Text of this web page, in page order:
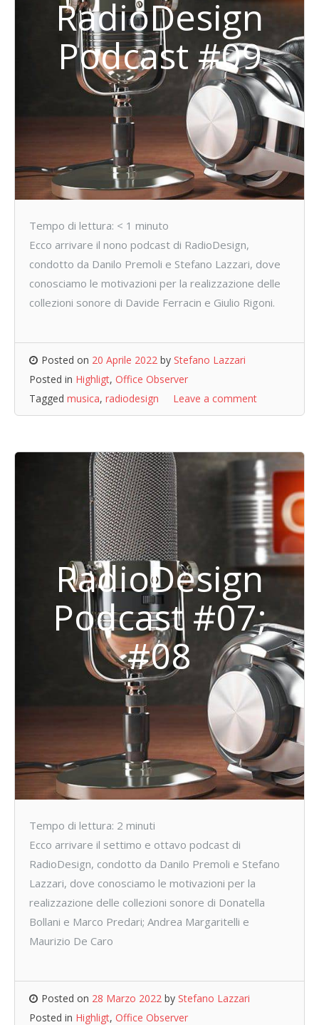
RadioDesign
Podcast #09
Tempo di lettura: < 1 minuto
Ecco arrivare il nono podcast di RadioDesign,
condotto da Danilo Premoli e Stefano Lazzari, dove
conosciamo le motivazioni per la realizzazione delle
collezioni sonore di Davide Ferracin e Giulio Rigoni.
Posted on 20 Aprile 2022 by Stefano Lazzari
Posted in Highligt, Office Observer
Tagged musica, radiodesign Leave a comment
RadioDesign
Podcast #07;
#08
Tempo di lettura: 2 minuti
Ecco arrivare il settimo e ottavo podcast di
RadioDesign, condotto da Danilo Premoli e Stefano
Lazzari, dove conosciamo le motivazioni per la
realizzazione delle collezioni sonore di Donatella
Bollani e Marco Predari; Andrea Margaritelli e
Maurizio De Caro
Posted on 28 Marzo 2022 by Stefano Lazzari
Posted in Highligt, Office Observer